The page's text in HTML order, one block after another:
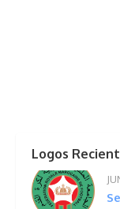
Logos